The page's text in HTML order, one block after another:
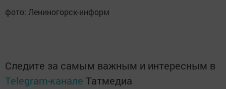
фото: Лениногорск-информ
Следите за самым важным и интересным в
Telegram-канале Татмедиа